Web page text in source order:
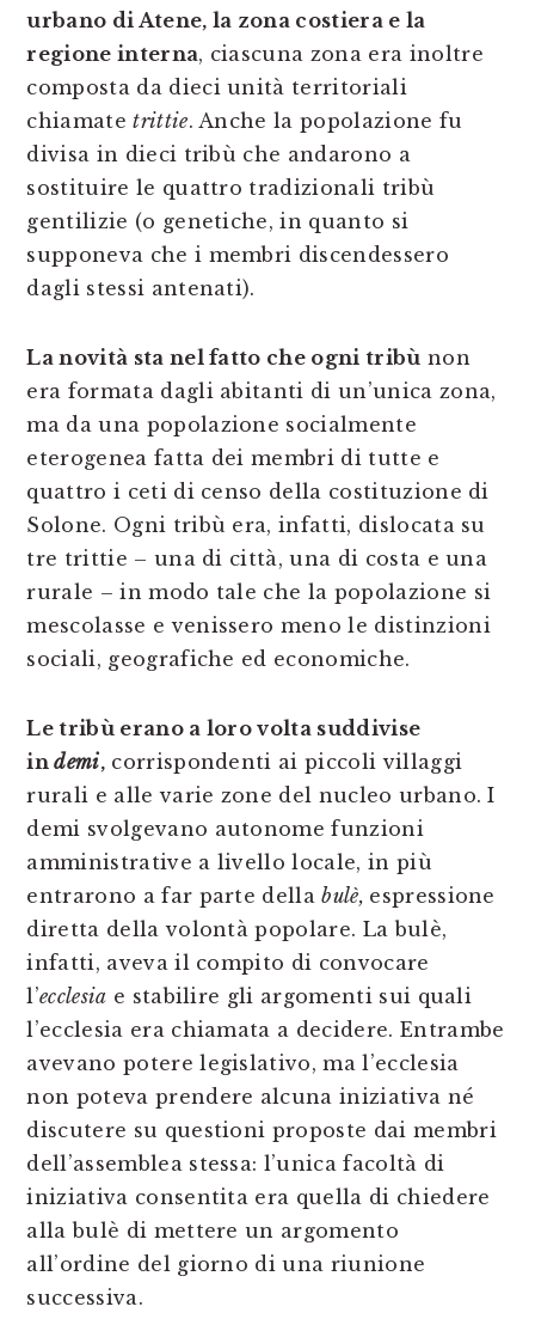
urbano di Atene, la zona costiera e la
regione interna, ciascuna zona era inoltre
composta da dieci unità territoriali
chiamatetrittie. Anche la popolazione fu
divisa in dieci tribù che andarono a
sostituire le quattro tradizionali tribù
gentilizie (o genetiche, in quanto si
supponeva che i membri discendessero
dagli stessi antenati).
La novità sta nel fatto che ogni tribù non
era formata dagli abitanti di un’unica zona,
ma da una popolazione socialmente
eterogenea fatta dei membri di tutte e
quattro i ceti di censo della costituzione di
Solone. Ogni tribù era, infatti, dislocata su
tre trittie – una di città, una di costa e una
rurale – in modo tale che la popolazione si
mescolasse e venissero meno le distinzioni
sociali, geografiche ed economiche.
Le tribù erano a loro volta suddivise
indemi,corrispondenti ai piccoli villaggi
rurali e alle varie zone del nucleo urbano. I
demi svolgevano autonome funzioni
amministrative a livello locale, in più
entrarono a far parte dellabulè, espressione
diretta della volontà popolare. La bulè,
infatti, aveva il compito di convocare
l’ecclesia e stabilire gli argomenti sui quali
l’ecclesia era chiamata a decidere. Entrambe
avevano potere legislativo, ma l’ecclesia
non poteva prendere alcuna iniziativa né
discutere su questioni proposte dai membri
dell’assemblea stessa: l’unica facoltà di
iniziativa consentita era quella di chiedere
alla bulè di mettere un argomento
all’ordine del giorno di una riunione
successiva.